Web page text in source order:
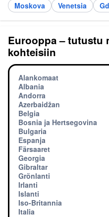
Moskova
Venetsia
Eurooppa – tutustu
kohteisiin
Alankomaat
Albania
Andorra
Azerbaidžan
Belgia
Bosnia ja Hertsegovina
Bulgaria
Espanja
Färsaaret
Georgia
Gibraltar
Grönlanti
Irlanti
Islanti
Iso-Britannia
Italia